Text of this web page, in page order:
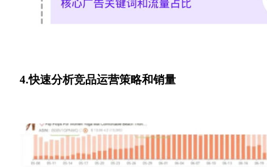
4.快速分析竞品运营策略和销量